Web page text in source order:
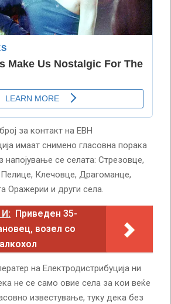
за контакт на ЕВН
имаат снимено гласовна порака
напојување се селата: Стрезовце,
Пелице, Клечовце, Драгоманце,
Оражерии и други села.
Приведен 35-
возел со
на Електродистрибуција ни
не се само овие села за кои веќе
известување, туку дека без